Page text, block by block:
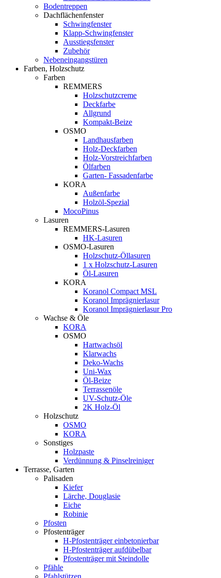
Bodentreppen
Dachflächenfenster
Schwingfenster
Klapp-Schwingfenster
Ausstiegsfenster
Zubehör
Nebeneingangstüren
Farben, Holzschutz
Farben
REMMERS
Holzschutzcreme
Deckfarbe
Allgrund
Kompakt-Beize
OSMO
Landhausfarben
Holz-Deckfarben
Holz-Vorstreichfarben
Ölfarben
Garten- Fassadenfarbe
KORA
Außenfarbe
Holzöl-Spezial
MocoPinus
Lasuren
REMMERS-Lasuren
HK-Lasuren
OSMO-Lasuren
Holzschutz-Öllasuren
1 x Holzschutz-Lasuren
Öl-Lasuren
KORA
Koranol Compact MSL
Koranol Imprägnierlasur
Koranol Imprägnierlasur Pro
Wachse & Öle
KORA
OSMO
Hartwachsöl
Klarwachs
Deko-Wachs
Uni-Wax
Öl-Beize
Terrassenöle
UV-Schutz-Öle
2K Holz-Öl
Holzschutz
OSMO
KORA
Sonstiges
Holzpaste
Verdünnung & Pinselreiniger
Terrasse, Garten
Palisaden
Kiefer
Lärche, Douglasie
Eiche
Robinie
Pfosten
Pfostenträger
H-Pfostenträger einbetonierbar
H-Pfostenträger aufdübelbar
Pfostenträger mit Steindolle
Pfähle
Pfahlstützen